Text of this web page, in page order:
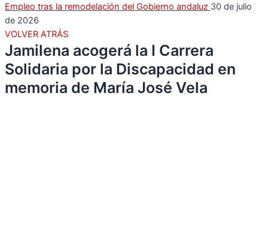
Empleo tras la remodelación del Gobierno andaluz 30 de julio
de 2026
VOLVER ATRÁS
Jamilena acogerá la I Carrera
Solidaria por la Discapacidad en
memoria de María José Vela